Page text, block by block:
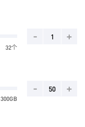
32个
- +
300GB
- +